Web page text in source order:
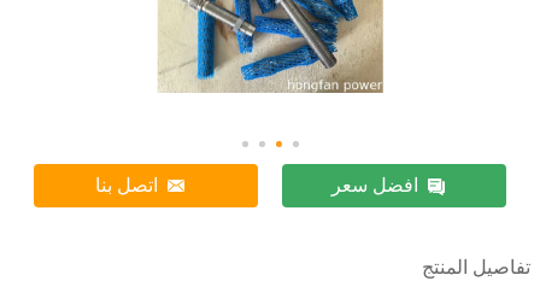
افضل سعر اتصل بنا
تفاصيل المنتج